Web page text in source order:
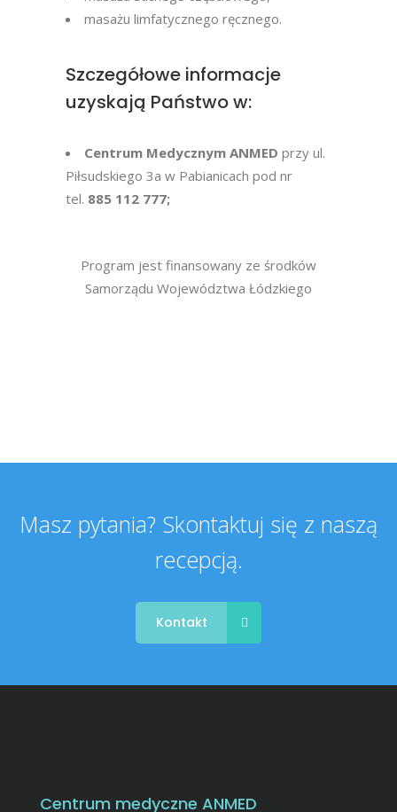
masażu limfatycznego ręcznego.
Szczegółowe informacje
uzyskają Państwo w:
Centrum Medycznym ANMED przy ul.
Piłsudskiego 3a w Pabianicach pod nr
tel. 885 112 777;
Program jest finansowany ze środków
Samorządu Województwa Łódzkiego
Masz pytania? Skontaktuj się z naszą
recepcją.
Kontakt
Centrum medyczne ANMED